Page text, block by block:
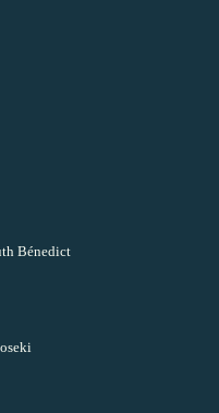
Bénedict